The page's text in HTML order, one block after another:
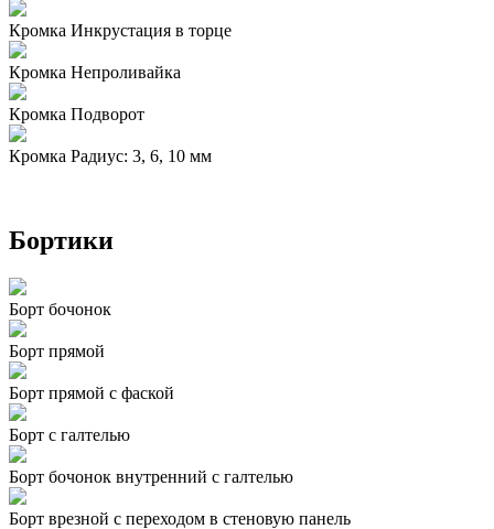
Кромка Инкрустация в торце
Кромка Непроливайка
Кромка Подворот
Кромка Радиус: 3, 6, 10 мм
Бортики
Борт бочонок
Борт прямой
Борт прямой с фаской
Борт с галтелью
Борт бочонок внутренний с галтелью
Борт врезной с переходом в стеновую панель